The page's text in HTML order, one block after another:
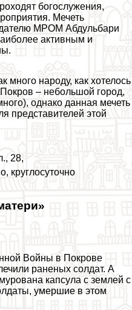
богослужения,
Мечеть
МРОМ Абдульбари
активным и
много народу, как хотелось
– небольшой город,
однако данная мечеть
представителей этой
28,
круглосуточно
Войны в Покрове
раненых солдат. А
капсула с землей с
умершие в этом